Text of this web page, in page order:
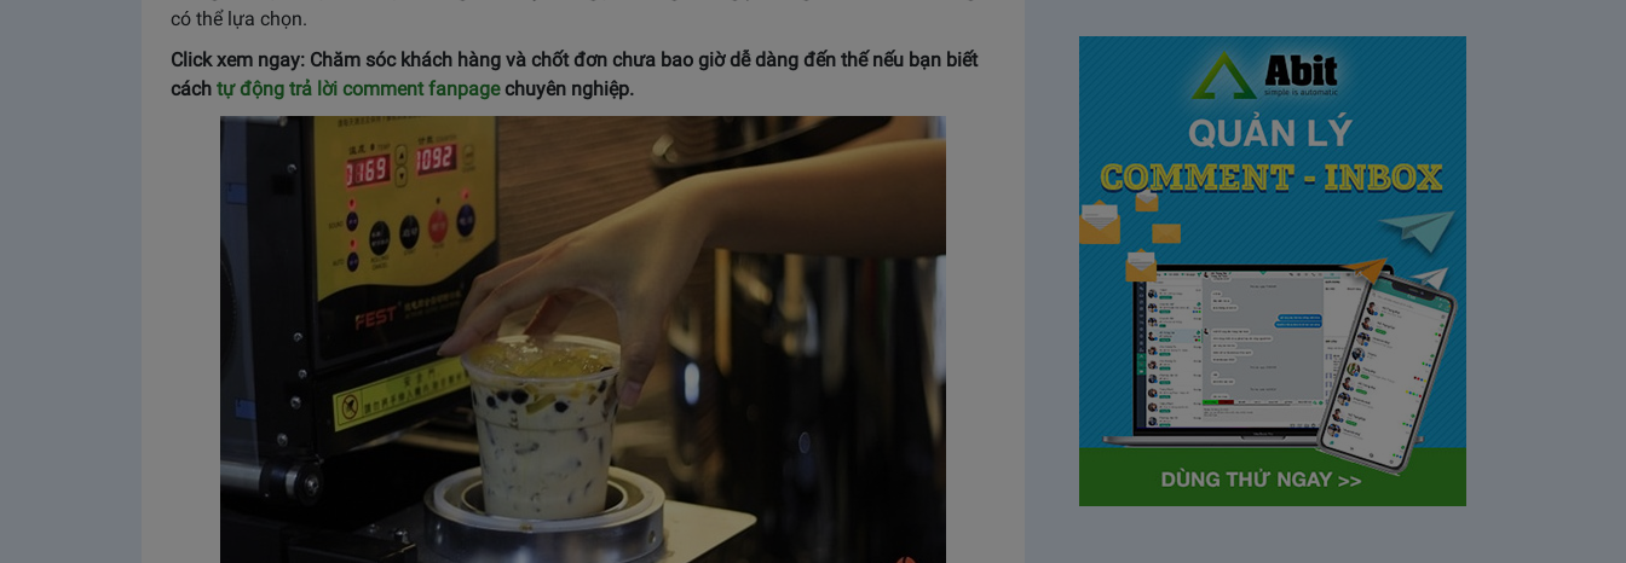
có thể lựa chọn.
Click xem ngay: Chăm sóc khách hàng và chốt đơn chưa bao giờ dễ dàng đến thế nếu bạn biết
cách tự động trả lời comment fanpagechuyên nghiệp.
Bạn sẽ cảm thấy mệt mỏi, vì cứ
phải…
Bảng giá lượt view Youtube
tại Việt Nam và Hoa kỳ mới
28/05/2020
63372
Khi tham gia chương trình
Partner Program của YouTube,
…
Cách bỏ ẩn trò chuyện trên
Zalo ở thiết bị máy tính và
điện thoại iphone
26/05/2020
62311
Bỏ ẩn cuộc trò chuyện là tính
năng khá…